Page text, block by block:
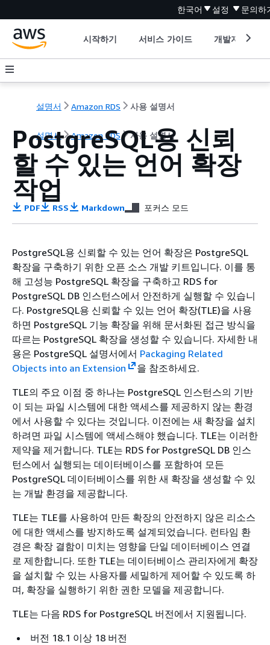
한국어 설정 문의하
시작하기 서비스 가이드 개발자 도구
설명서 Amazon RDS 사용 설명서
설명서 Amazon RDS 사용 설명서
PostgreSQL용 신뢰
할 수 있는 언어 확장
작업
PDF RSS Markdown 포커스 모드
PostgreSQL용 신뢰할 수 있는 언어 확장은 PostgreSQL
확장을 구축하기 위한 오픈 소스 개발 키트입니다. 이를 통
해 고성능 PostgreSQL 확장을 구축하고 RDS for
PostgreSQL DB 인스턴스에서 안전하게 실행할 수 있습니
다. PostgreSQL용 신뢰할 수 있는 언어 확장(TLE)을 사용
하면 PostgreSQL 기능 확장을 위해 문서화된 접근 방식을
따르는 PostgreSQL 확장을 생성할 수 있습니다. 자세한 내
용은 PostgreSQL 설명서에서 Packaging Related
Objects into an Extension
을 참조하세요.
TLE의 주요 이점 중 하나는 PostgreSQL 인스턴스의 기반
이 되는 파일 시스템에 대한 액세스를 제공하지 않는 환경
에서 사용할 수 있다는 것입니다. 이전에는 새 확장을 설치
하려면 파일 시스템에 액세스해야 했습니다. TLE는 이러한
제약을 제거합니다. TLE는 RDS for PostgreSQL DB 인스
턴스에서 실행되는 데이터베이스를 포함하여 모든
PostgreSQL 데이터베이스를 위한 새 확장을 생성할 수 있
는 개발 환경을 제공합니다.
TLE는 TLE를 사용하여 만든 확장의 안전하지 않은 리소스
에 대한 액세스를 방지하도록 설계되었습니다. 런타임 환
경은 확장 결함이 미치는 영향을 단일 데이터베이스 연결
로 제한합니다. 또한 TLE는 데이터베이스 관리자에게 확장
을 설치할 수 있는 사용자를 세밀하게 제어할 수 있도록 하
며, 확장을 실행하기 위한 권한 모델을 제공합니다.
TLE는 다음 RDS for PostgreSQL 버전에서 지원됩니다.
버전 18.1 이상 18 버전